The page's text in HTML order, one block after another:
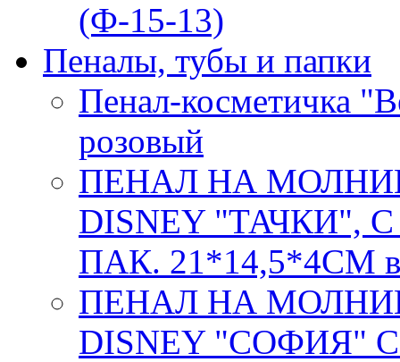
(Ф-15-13)
Пеналы, тубы и папки
Пенал-косметичка
розовый
ПЕНАЛ НА
DISNEY "ТАЧКИ",
ПАК. 21*14,5*4СМ в
ПЕНАЛ НА
DISNEY